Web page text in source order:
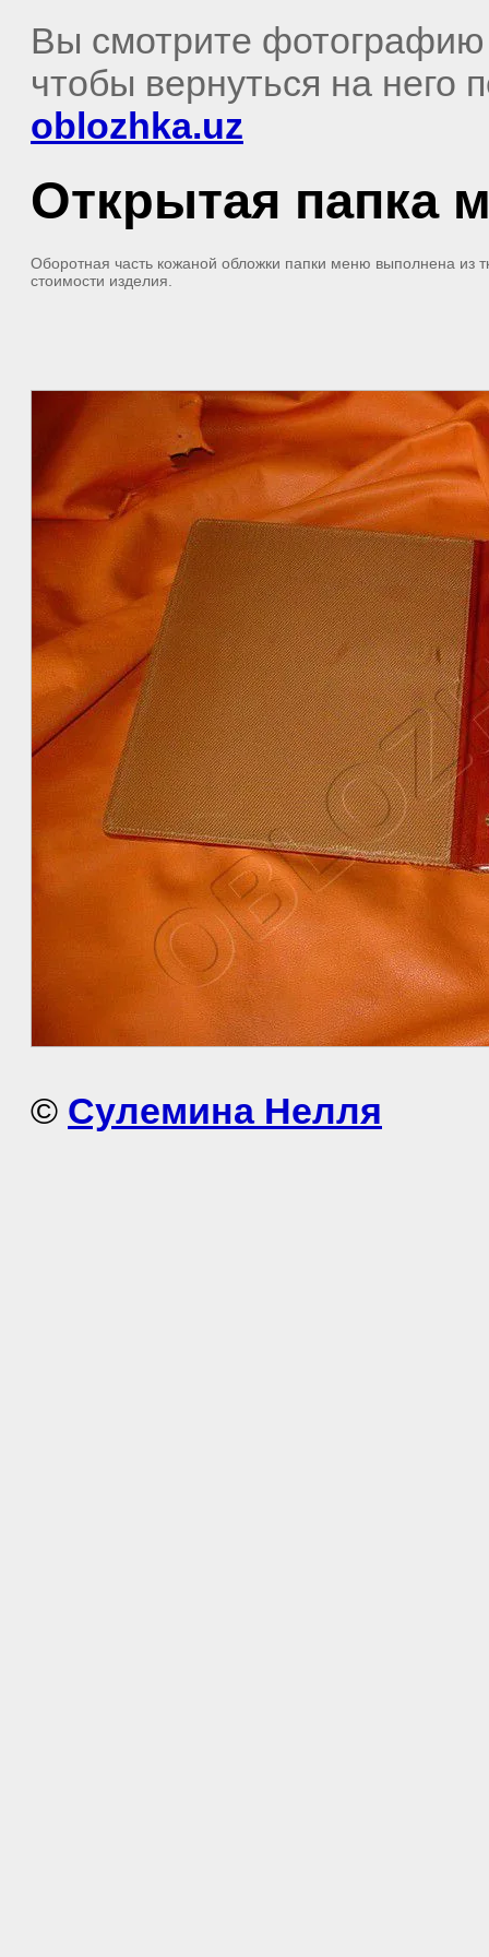
Вы смотрите
чтобы вернуться на него
oblozhka.uz
Открытая папка
Оборотная часть кожаной обложки папки меню выполнена из
стоимости изделия.
© Сулемина Нелля